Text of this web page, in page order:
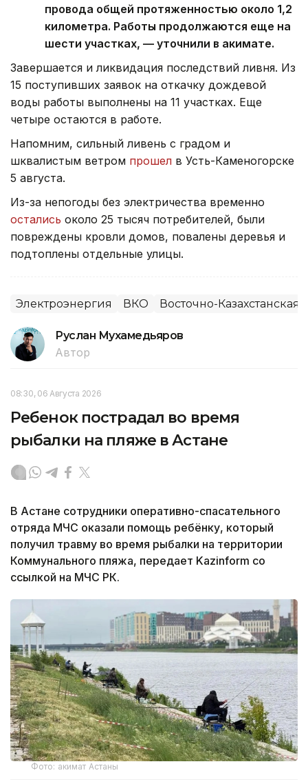
провода общей протяженностью около 1,2
километра. Работы продолжаются еще на
шести участках, — уточнили в акимате.
Завершается и ликвидация последствий ливня. Из
15 поступивших заявок на откачку дождевой
воды работы выполнены на 11 участках. Еще
четыре остаются в работе.
Напомним, сильный ливень с градом и
шквалистым ветром прошел в Усть-Каменогорске
5 августа.
Из-за непогоды без электричества временно
остались около 25 тысяч потребителей, были
повреждены кровли домов, повалены деревья и
подтоплены отдельные улицы.
Электроэнергия ВКО Восточно-Казахстанская
Руслан Мухамедьяров
Автор
08:30, 06 Августа 2026
Ребенок пострадал во время
рыбалки на пляже в Астане
В Астане сотрудники оперативно-спасательного
отряда МЧС оказали помощь ребёнку, который
получил травму во время рыбалки на территории
Коммунального пляжа, передает Kazinform со
ссылкой на МЧС РК.
Фото: акимат Астаны